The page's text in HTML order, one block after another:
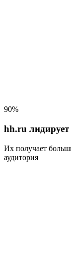
90%
hh.ru лидирует
Их получает
аудитория